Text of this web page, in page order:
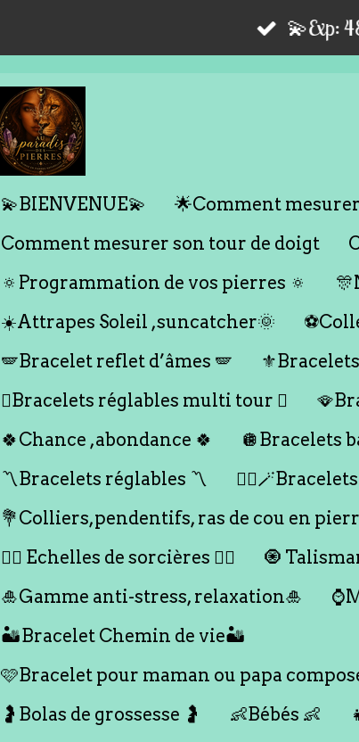
💫Exp:
💫BIENVENUE💫
🌟Comment
Comment mesurer son tour de doigt
🔅Programmation de vos pierres 🔅
☀️Attrapes Soleil ,suncatcher🌞
🪽Bracelet reflet d’âmes 🪽
🪎Bracelets réglables multi tour 🪎
🍀Chance ,abondance 🍀
🪩Bracelets
〽️Bracelets réglables 〽️
💐Colliers,pendentifs, ras de cou en
🧙‍♀️ Echelles de sorcières 🧙‍♀️
🧿
🎍Gamme anti-stress, relaxation🎍
🏜️Bracelet Chemin de vie🏜️
🩷Bracelet pour maman ou papa
🤰Bolas de grossesse 🤰
👶Bébés 👶